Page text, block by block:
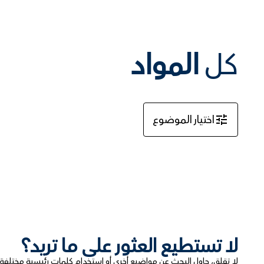
كل المواد
اختيار الموضوع
لا تستطيع العثور على ما تريد؟
لا تقلق، حاول البحث عن مواضيع أخرى أو استخدام كلمات رئيسية مختلفة.